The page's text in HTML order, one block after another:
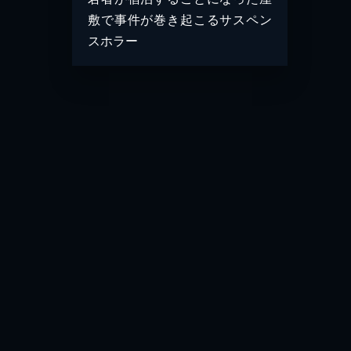
敷で事件が巻き起こるサスペン
スホラー